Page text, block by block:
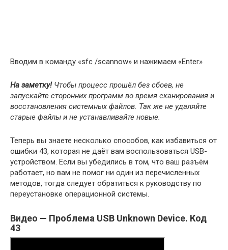
Вводим в команду «sfc /scannow» и нажимаем «Enter»
На заметку!Чтобы процесс прошёл без сбоев, не
запускайте сторонних программ во время сканирования и
восстановления системных файлов. Так же не удаляйте
старые файлы и не устанавливайте новые.
Теперь вы знаете несколько способов, как избавиться от
ошибки 43, которая не даёт вам воспользоваться USB-
устройством. Если вы убедились в том, что ваш разъём
работает, но вам не помог ни один из перечисленных
методов, тогда следует обратиться к руководству по
переустановке операционной системы.
Видео — Проблема USB Unknown Device. Код
43